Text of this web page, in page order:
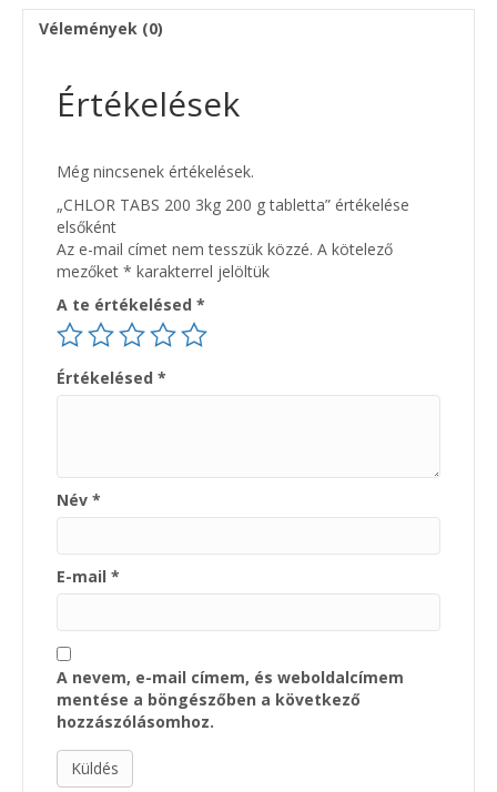
Vélemények (0)
Értékelések
Még nincsenek értékelések.
„CHLOR TABS 200 3kg 200 g tabletta” értékelése
elsőként
Az e-mail címet nem tesszük közzé. A kötelező
mezőket * karakterrel jelöltük
A te értékelésed *
Értékelésed *
Név *
E-mail *
A nevem, e-mail címem, és weboldalcímem
mentése a böngészőben a következő
hozzászólásomhoz.